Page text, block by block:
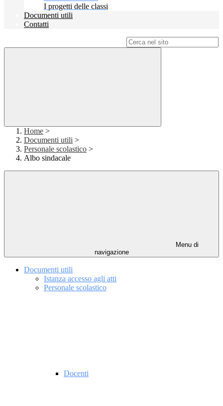
I progetti delle classi
Documenti utili
Contatti
Home >
Documenti utili >
Personale scolastico >
Albo sindacale
Menu di
navigazione
Documenti utili
Istanza accesso agli atti
Personale scolastico
Docenti